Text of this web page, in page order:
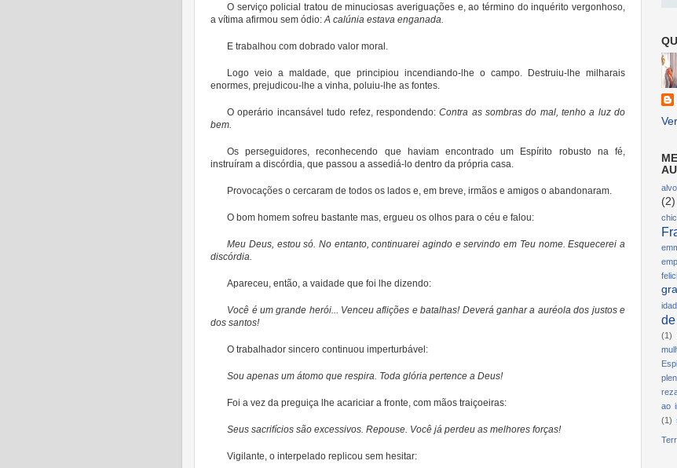
O serviço policial tratou de minuciosas averiguações e, ao término do inquérito vergonhoso,
a vítima afirmou sem ódio: A calúnia estava enganada.
E trabalhou com dobrado valor moral.
Logo veio a maldade, que principiou incendiando-lhe o campo. Destruiu-lhe milharais
enormes, prejudicou-lhe a vinha, poluiu-lhe as fontes.
O operário incansável tudo refez, respondendo:Contra as sombras do mal, tenho a luz do
bem.
Os perseguidores, reconhecendo que haviam encontrado um Espírito robusto na fé,
instruíram a discórdia, que passou a assediá-lo dentro da própria casa.
Provocações o cercaram de todos os lados e, em breve, irmãos e amigos o abandonaram.
O bom homem sofreu bastante mas, ergueu os olhos para o céu e falou:
Meu Deus, estou só. No entanto, continuarei agindo e servindo em Teu nome. Esquecerei a
discórdia.
Apareceu, então, a vaidade que foi lhe dizendo:
Você é um grande herói... Venceu aflições e batalhas! Deverá ganhar a auréola dos justos e
dos santos!
O trabalhador sincero continuou imperturbável:
Sou apenas um átomo que respira. Toda glória pertence a Deus!
Foi a vez da preguiça lhe acariciar a fronte, com mãos traiçoeiras:
Seus sacrifícios são excessivos. Repouse. Você já perdeu as melhores forças!
Vigilante, o interpelado replicou sem hesitar:
(2)
(1)
ao
(1)